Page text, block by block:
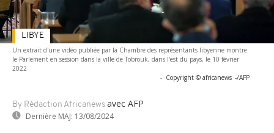
Un extrait d'une vidéo publiée par la Chambre des représentants libyenne montre
le Parlement en session dans la ville de Tobrouk, dans l'est du pays, le 10 février
2022
- Copyright © africanews -/AFP
By Rédaction Africanews avec AFP
Dernière MAJ: 13/08/2024
LIBYE